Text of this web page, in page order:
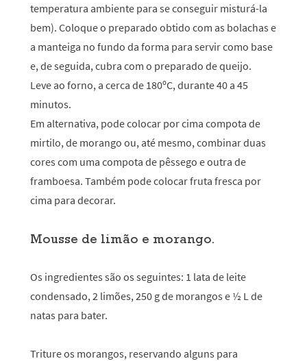
temperatura ambiente para se conseguir misturá-la
bem). Coloque o preparado obtido com as bolachas e
a manteiga no fundo da forma para servir como base
e, de seguida, cubra com o preparado de queijo.
Leve ao forno, a cerca de 180ºC, durante 40 a 45
minutos.
Em alternativa, pode colocar por cima compota de
mirtilo, de morango ou, até mesmo, combinar duas
cores com uma compota de pêssego e outra de
framboesa. Também pode colocar fruta fresca por
cima para decorar.
Mousse de limão e morango.
Os ingredientes são os seguintes: 1 lata de leite
condensado, 2 limões, 250 g de morangos e ½ L de
natas para bater.
Triture os morangos, reservando alguns para